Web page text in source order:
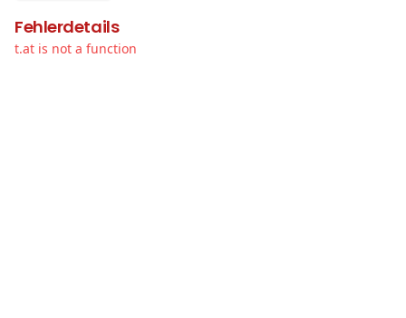
Fehlerdetails
t.at is not a function